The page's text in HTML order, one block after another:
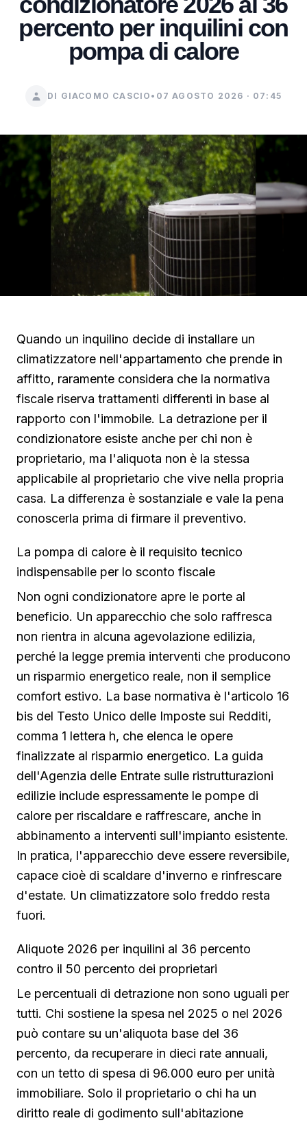
percento per inquilini con
pompa di calore
DI GIACOMO CASCIO • 07 AGOSTO 2026 · 07:45
Quando un inquilino decide di installare un
climatizzatore nell'appartamento che prende in
affitto, raramente considera che la normativa
fiscale riserva trattamenti differenti in base al
rapporto con l'immobile. La detrazione per il
condizionatore esiste anche per chi non è
proprietario, ma l'aliquota non è la stessa
applicabile al proprietario che vive nella propria
casa. La differenza è sostanziale e vale la pena
conoscerla prima di firmare il preventivo.
La pompa di calore è il requisito tecnico
indispensabile per lo sconto fiscale
Non ogni condizionatore apre le porte al
beneficio. Un apparecchio che solo raffresca
non rientra in alcuna agevolazione edilizia,
perché la legge premia interventi che producono
un risparmio energetico reale, non il semplice
comfort estivo. La base normativa è l'articolo 16
bis del Testo Unico delle Imposte sui Redditi,
comma 1 lettera h, che elenca le opere
finalizzate al risparmio energetico. La guida
dell'Agenzia delle Entrate sulle ristrutturazioni
edilizie include espressamente le pompe di
calore per riscaldare e raffrescare, anche in
abbinamento a interventi sull'impianto esistente.
In pratica, l'apparecchio deve essere reversibile,
capace cioè di scaldare d'inverno e rinfrescare
d'estate. Un climatizzatore solo freddo resta
fuori.
Aliquote 2026 per inquilini al 36 percento
contro il 50 percento dei proprietari
Le percentuali di detrazione non sono uguali per
tutti. Chi sostiene la spesa nel 2025 o nel 2026
può contare su un'aliquota base del 36
percento, da recuperare in dieci rate annuali,
con un tetto di spesa di 96.000 euro per unità
immobiliare. Solo il proprietario o chi ha un
diritto reale di godimento sull'abitazione